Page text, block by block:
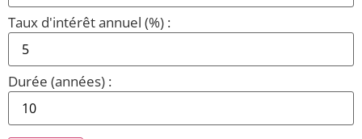
Taux d'intérêt annuel (%) :
Durée (années) :